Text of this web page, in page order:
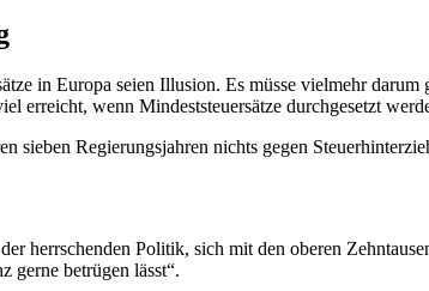
in Europa seien Illusion. Es müsse vielmehr
erreicht, wenn Mindeststeuersätze durchgesetzt
Regierungsjahren nichts gegen
herrschenden Politik, sich mit den oberen
gerne betrügen lässt“.